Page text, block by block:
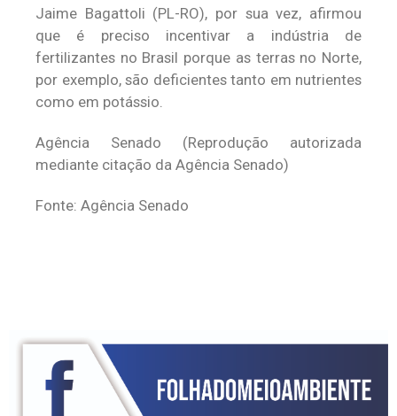
Jaime Bagattoli (PL-RO), por sua vez, afirmou
que é preciso incentivar a indústria de
fertilizantes no Brasil porque as terras no Norte,
por exemplo, são deficientes tanto em nutrientes
como em potássio.
Agência Senado (Reprodução autorizada
mediante citação da Agência Senado)
Fonte: Agência Senado